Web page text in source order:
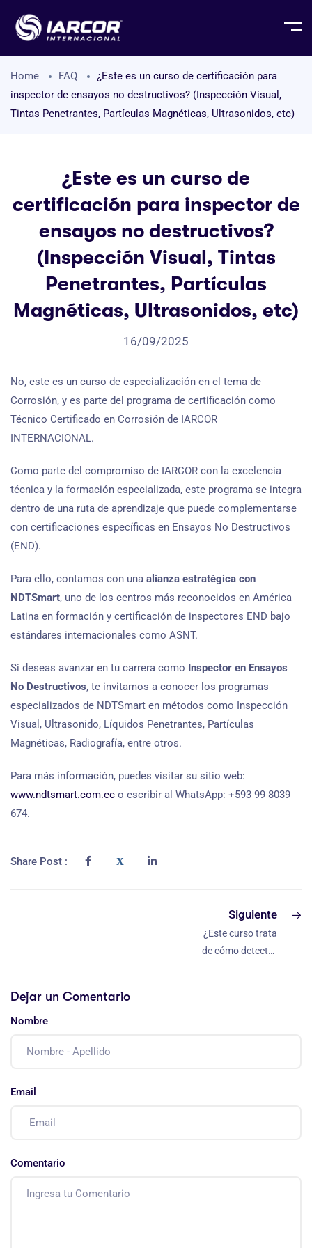
Home FAQ
¿Este es un curso de certificación para
inspector de ensayos no destructivos? (Inspección Visual,
Tintas Penetrantes, Partículas Magnéticas, Ultrasonidos, etc)
¿Este es un curso de
certificación para inspector de
ensayos no destructivos?
(Inspección Visual, Tintas
Penetrantes, Partículas
Magnéticas, Ultrasonidos, etc)
16/09/2025
No, este es un curso de especialización en el tema de
Corrosión, y es parte del programa de certificación como
Técnico Certificado en Corrosión de IARCOR
INTERNACIONAL.
Como parte del compromiso de IARCOR con la excelencia
técnica y la formación especializada, este programa se integra
dentro de una ruta de aprendizaje que puede complementarse
con certificaciones específicas en Ensayos No Destructivos
(END).
Para ello, contamos con una alianza estratégica con
NDTSmart, uno de los centros más reconocidos en América
Latina en formación y certificación de inspectores END bajo
estándares internacionales como ASNT.
Si deseas avanzar en tu carrera como Inspector en Ensayos
No Destructivos, te invitamos a conocer los programas
especializados de NDTSmart en métodos como Inspección
Visual, Ultrasonido, Líquidos Penetrantes, Partículas
Magnéticas, Radiografía, entre otros.
Para más información, puedes visitar su sitio web:
www.ndtsmart.com.ec o escribir al WhatsApp: +593 99 8039
674.
Share Post :
Siguiente
¿Este curso trata
de cómo detectar
Dejar un Comentario
Nombre
Email
Comentario